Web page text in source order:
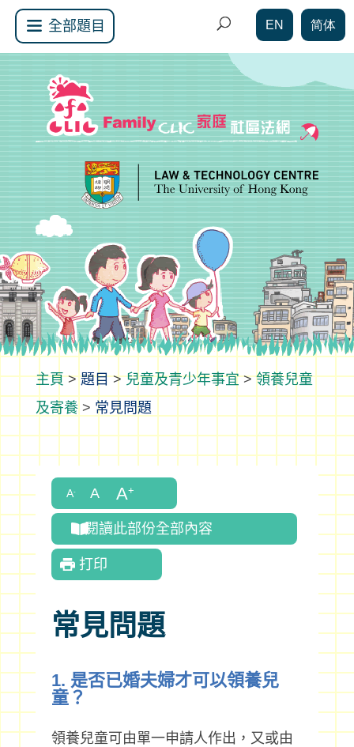
全部題目 EN 简体
>題目>兒童及青少年事宜>領養兒童
及寄養> 常見問題
閱讀此部份全部內容
打印
常見問題
1. 是否已婚夫婦才可以領養兒
童？
領養兒童可由單一申請人作出，又或由